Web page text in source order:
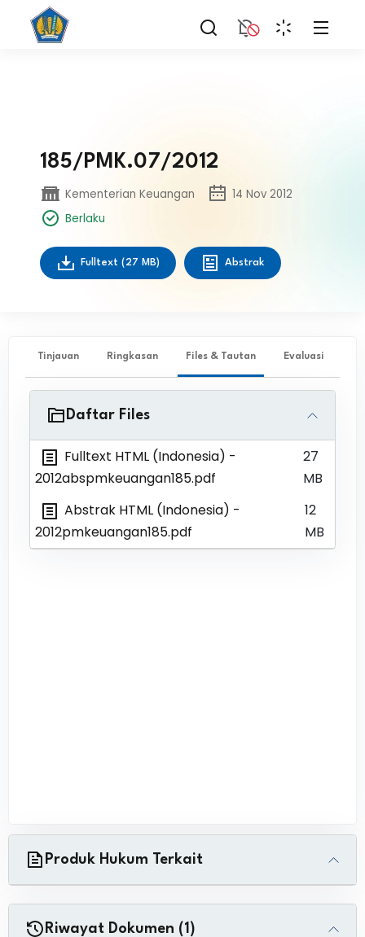
185/PMK.07/2012
Kementerian Keuangan
14 Nov 2012
Berlaku
Fulltext (27 MB) Abstrak
Tinjauan Ringkasan Files & Tautan Evaluasi
Daftar Files
Fulltext HTML (Indonesia) -
2012abspmkeuangan185.pdf
27
MB
Abstrak HTML (Indonesia) -
2012pmkeuangan185.pdf
12
MB
Produk Hukum Terkait
Riwayat Dokumen (1)